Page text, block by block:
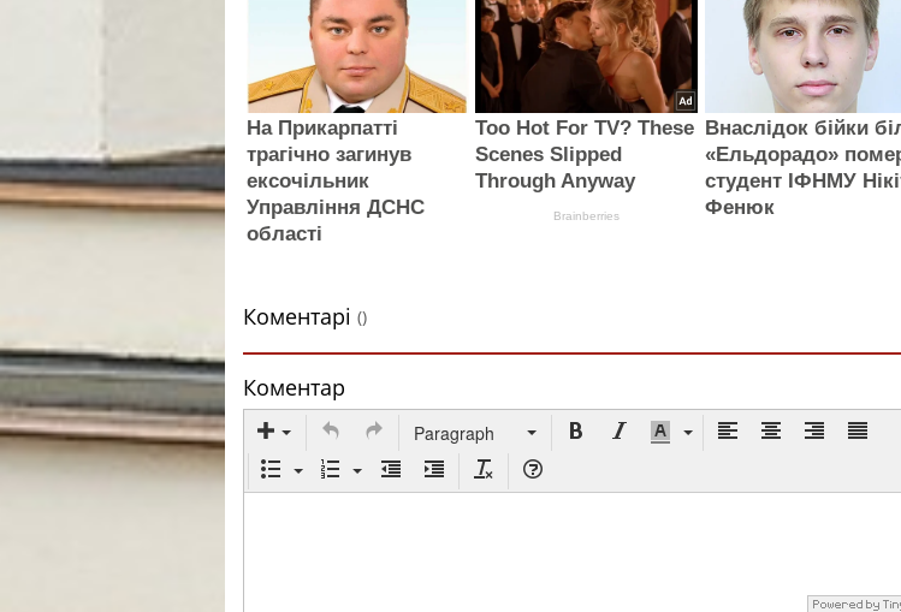
На Прикарпатті
трагічно загинув
ексочільник
Управління ДСНС
області
Too Hot For TV? These
Scenes Slipped
Through Anyway
Brainberries
Внаслідок бійки
«Ельдорадо»
студент ІФНМУ
Фенюк
Коментарі ()
Коментар
Paragraph